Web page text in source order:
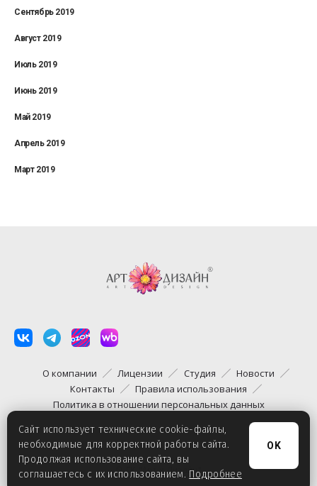
Сентябрь 2019
Август 2019
Июль 2019
Июнь 2019
Май 2019
Апрель 2019
Март 2019
О компании Лицензии Студия
Новости
Контакты
Правила использования
Политика в отношении персональных данных
© ГК "Арт и Дизайн"
Сайт использует технические cookie-файлы,
необходимые для корректной работы сайта.
Продолжая использование сайта, вы
соглашаетесь с их использованием. Подробнее
OK